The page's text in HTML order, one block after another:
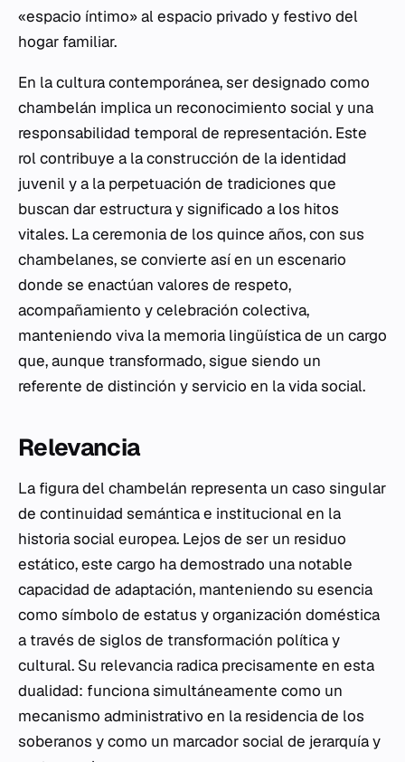
«espacio íntimo» al espacio privado y festivo del
hogar familiar.
En la cultura contemporánea, ser designado como
chambelán implica un reconocimiento social y una
responsabilidad temporal de representación. Este
rol contribuye a la construcción de la identidad
juvenil y a la perpetuación de tradiciones que
buscan dar estructura y significado a los hitos
vitales. La ceremonia de los quince años, con sus
chambelanes, se convierte así en un escenario
donde se enactúan valores de respeto,
acompañamiento y celebración colectiva,
manteniendo viva la memoria lingüística de un cargo
que, aunque transformado, sigue siendo un
referente de distinción y servicio en la vida social.
Relevancia
La figura del chambelán representa un caso singular
de continuidad semántica e institucional en la
historia social europea. Lejos de ser un residuo
estático, este cargo ha demostrado una notable
capacidad de adaptación, manteniendo su esencia
como símbolo de estatus y organización doméstica
a través de siglos de transformación política y
cultural. Su relevancia radica precisamente en esta
dualidad: funciona simultáneamente como un
mecanismo administrativo en la residencia de los
soberanos y como un marcador social de jerarquía y